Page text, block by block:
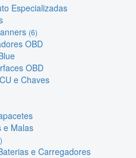
Especializadas
(6)
OBD
OBD
e Chaves
e Malas
e Carregadores